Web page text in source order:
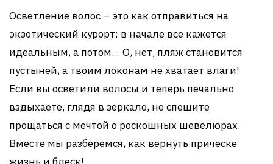
Осветление волос – это как отправиться на
экзотический курорт: в начале все кажется
идеальным, а потом… О, нет, пляж становится
пустыней, а твоим локонам не хватает влаги!
Если вы осветили волосы и теперь печально
вздыхаете, глядя в зеркало, не спешите
прощаться с мечтой о роскошных шевелюрах.
Вместе мы разберемся, как вернуть прическе